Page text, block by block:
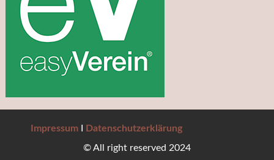
Impressum
Datenschutzerklärung
© All right reserved 2024